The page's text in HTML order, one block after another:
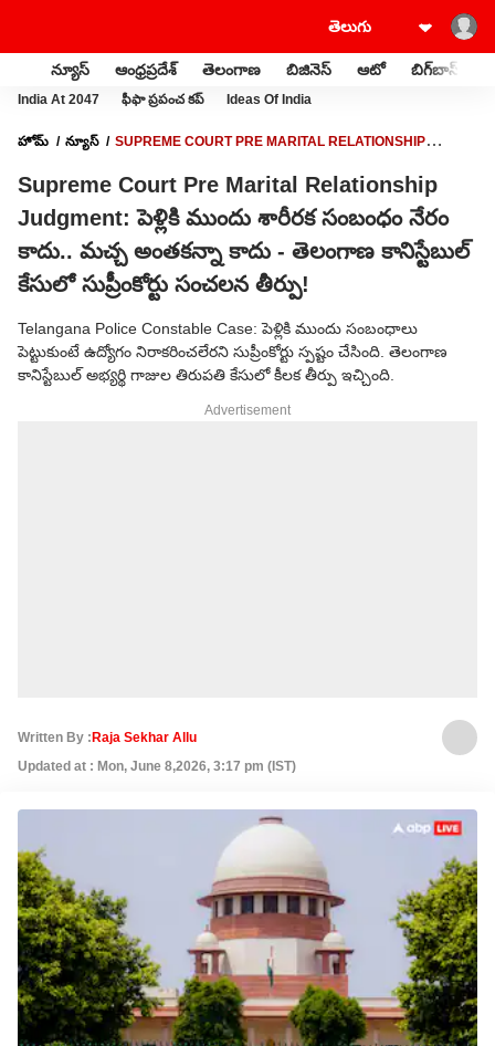
న్యూస్ ఆంధ్రప్రదేశ్ తెలంగాణ బిజినెస్ ఆటో బిగ్‌బాస్
India At 2047 ఫీఫా ప్రపంచ కప్ Ideas Of India
హోమ్ న్యూస్
SUPREME COURT PRE MARITAL RELATIONSHIP
తెలంగాణ కానిస్టేబుల్ కేసులో సుప్రీంకోర్టు సంచలన తీర్పు!
Supreme Court Pre Marital Relationship
Judgment: పెళ్లికి ముందు శారీరక సంబంధం నేరం
కాదు.. మచ్చ అంతకన్నా కాదు - తెలంగాణ కానిస్టేబుల్
కేసులో సుప్రీంకోర్టు సంచలన తీర్పు!
Telangana Police Constable Case: పెళ్లికి ముందు సంబంధాలు
పెట్టుకుంటే ఉద్యోగం నిరాకరించలేరని సుప్రీంకోర్టు స్పష్టం చేసింది. తెలంగాణ
కానిస్టేబుల్ అభ్యర్థి గాజుల తిరుపతి కేసులో కీలక తీర్పు ఇచ్చింది.
Advertisement
Written By : Raja Sekhar Allu
Updated at : Mon, June 8,2026, 3:17 pm (IST)